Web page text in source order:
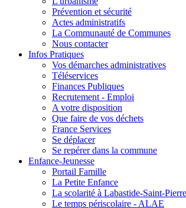
Prévention et sécurité
Actes administratifs
La Communauté de Communes
Nous contacter
Infos Pratiques
Vos démarches administratives
Téléservices
Finances Publiques
Recrutement - Emploi
A votre disposition
Que faire de vos déchets
France Services
Se déplacer
Se repérer dans la commune
Enfance-Jeunesse
Portail Famille
La Petite Enfance
La scolarité à Labastide-Saint-Pierre
Le temps périscolaire - ALAE